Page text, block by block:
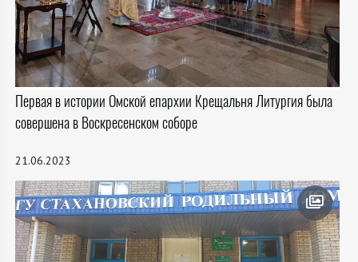
Первая в истории Омской епархии Крещальня Литургия была
совершена в Воскресенском соборе
21.06.2023